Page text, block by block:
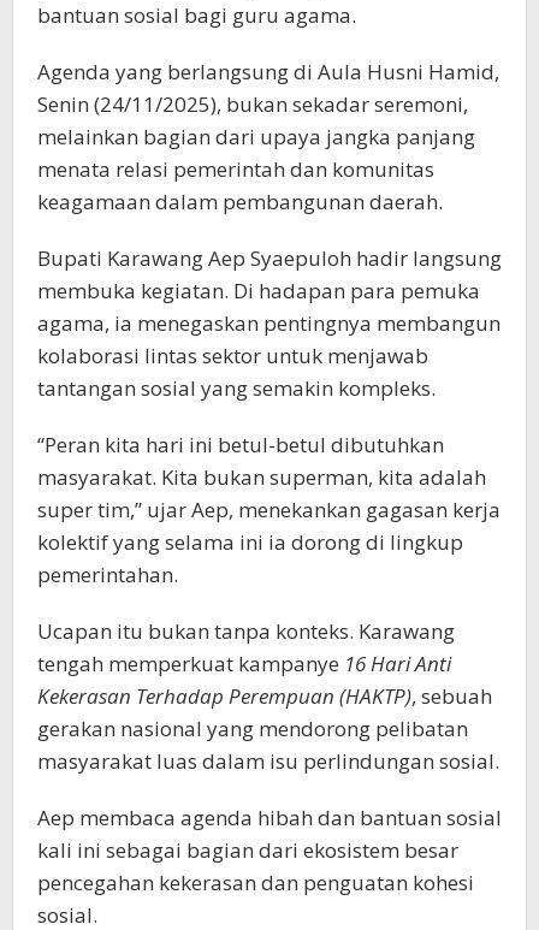
bantuan sosial bagi guru agama.
Agenda yang berlangsung di Aula Husni Hamid,
Senin (24/11/2025), bukan sekadar seremoni,
melainkan bagian dari upaya jangka panjang
menata relasi pemerintah dan komunitas
keagamaan dalam pembangunan daerah.
Bupati Karawang Aep Syaepuloh hadir langsung
membuka kegiatan. Di hadapan para pemuka
agama, ia menegaskan pentingnya membangun
kolaborasi lintas sektor untuk menjawab
tantangan sosial yang semakin kompleks.
“Peran kita hari ini betul-betul dibutuhkan
masyarakat. Kita bukan superman, kita adalah
super tim,” ujar Aep, menekankan gagasan kerja
kolektif yang selama ini ia dorong di lingkup
pemerintahan.
Ucapan itu bukan tanpa konteks. Karawang
tengah memperkuat kampanye 16 Hari Anti
Kekerasan Terhadap Perempuan (HAKTP), sebuah
gerakan nasional yang mendorong pelibatan
masyarakat luas dalam isu perlindungan sosial.
Aep membaca agenda hibah dan bantuan sosial
kali ini sebagai bagian dari ekosistem besar
pencegahan kekerasan dan penguatan kohesi
sosial.